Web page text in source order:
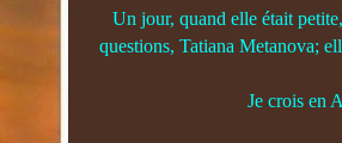
Un jour, quand elle était
questions, Tatiana Metanova;
Je crois en